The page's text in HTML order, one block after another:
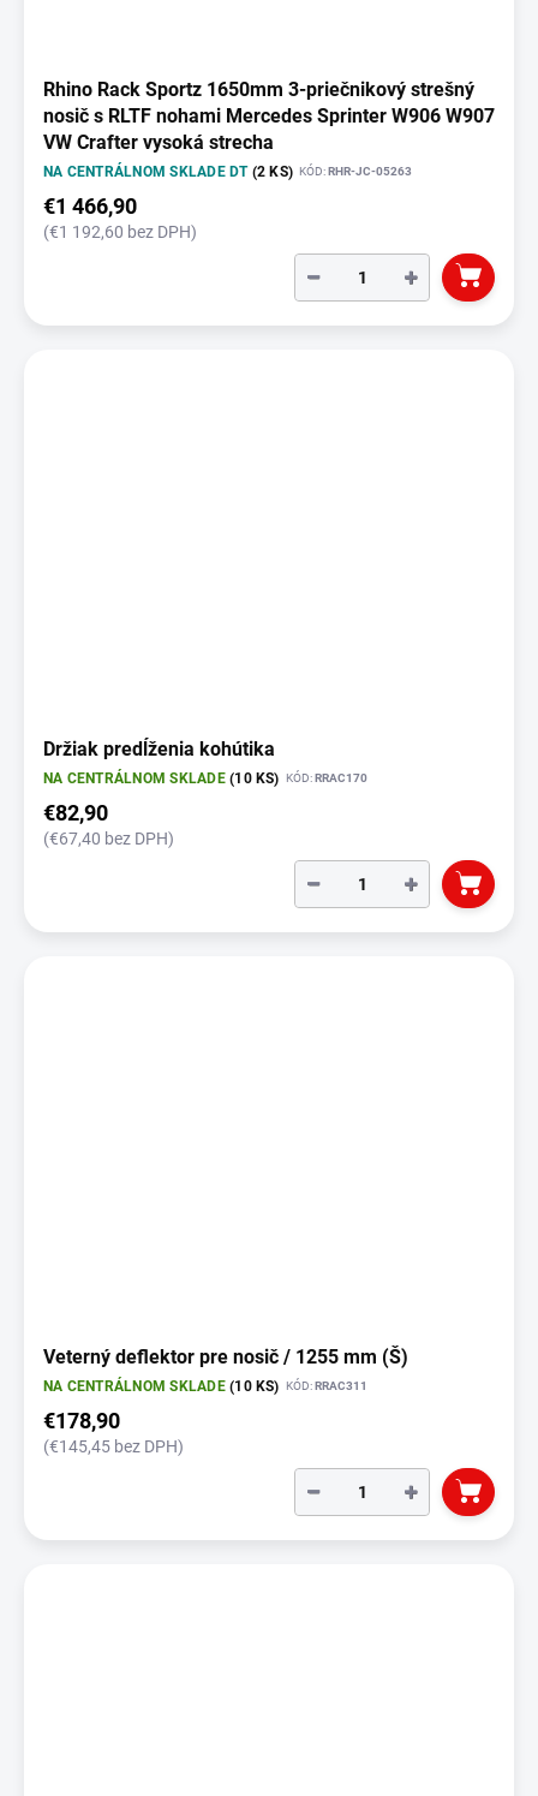
Rhino Rack Sportz 1650mm 3-priečnikový strešný
nosič s RLTF nohami Mercedes Sprinter W906 W907
VW Crafter vysoká strecha
NA CENTRÁLNOM SKLADE DT (2 KS) KÓD:RHR-JC-05263
€1 466,90
(€1 192,60 bez DPH)
+
−
Držiak predĺženia kohútika
NA CENTRÁLNOM SKLADE(10 KS) KÓD: RRAC170
€82,90
(€67,40 bez DPH)
+
−
Veterný deflektor pre nosič / 1255 mm (Š)
NA CENTRÁLNOM SKLADE(10 KS) KÓD:RRAC311
€178,90
(€145,45 bez DPH)
+
−